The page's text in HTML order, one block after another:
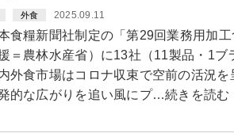
外食 2025.09.11
食糧新聞社制定の「第29回業務用加
援＝農林水産省）に13社（11製品・1
外食市場はコロナ収束で空前の活況
的な広がりを追い風にプ…続きを読む